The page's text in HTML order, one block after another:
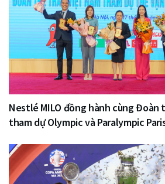
Nestlé MILO đồng hành cùng Đoàn
tham dự Olympic và Paralympic